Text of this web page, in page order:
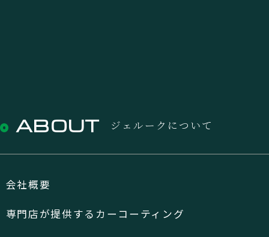
ABOUT ジェルークについて
会社概要
専門店が提供するカーコーティング